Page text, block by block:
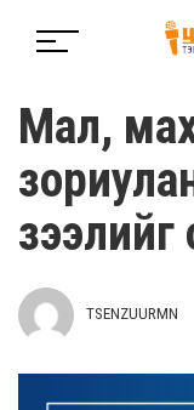
Мал,
зориулан
TSENZUURMN